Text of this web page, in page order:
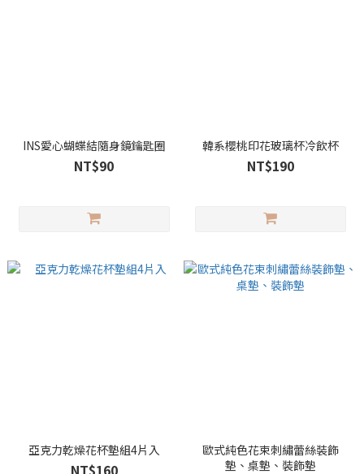
INS愛心蝴蝶結隨身鏡鑰匙圈
NT$90
韓系櫻桃印花玻璃杯冷飲杯
NT$190
亞克力乾燥花杯墊組4片入
NT$160
歐式純色花束刺繡蕾絲裝飾
墊、桌墊、裝飾墊